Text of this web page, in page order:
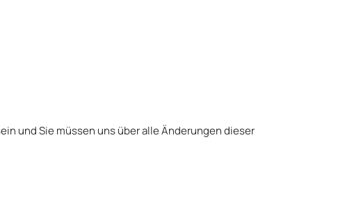
und Sie müssen uns über alle Änderungen dieser